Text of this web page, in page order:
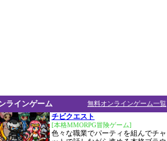
無料オンラインゲーム一覧
ラインゲーム
チビクエスト
[本格MMORPG冒険ゲーム]
色々な職業でパーティを組んでチャ